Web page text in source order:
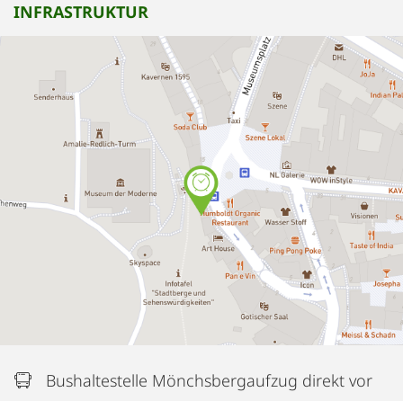
INFRASTRUKTUR
Bushaltestelle Mönchsbergaufzug direkt vor